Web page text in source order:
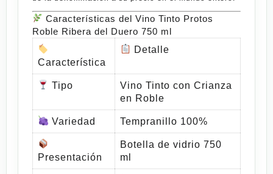
Características del Vino Tinto Protos
Roble Ribera del Duero 750 ml
Característica
Detalle
Tipo
Vino Tinto con Crianza
en Roble
Variedad Tempranillo 100%
Presentación
Botella de vidrio 750
ml